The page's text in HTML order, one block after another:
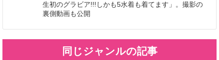
生初のグラビア!!!しかも5水着も着てます」。撮影の
裏側動画も公開
同じジャンルの記事